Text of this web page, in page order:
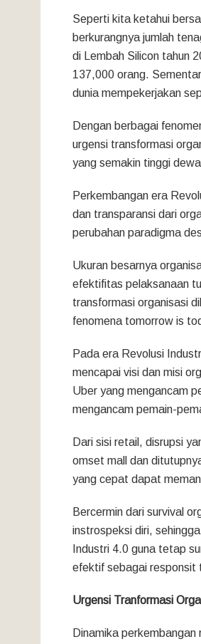
Seperti kita ketahui
berkurangnya jumlah
di Lembah Silicon tahun
137,000 orang.
dunia mempekerjakan
Dengan berbagai
urgensi transformasi
yang semakin tinggi
Perkembangan era
dan transparansi dari
perubahan paradigma
Ukuran besarnya
efektifitas pelaksanaan
transformasi organisasi
fenomena tomorrow is
Pada era Revolusi
mencapai visi dan misi
Uber yang mengancam
mengancam pemain-
Dari sisi retail, disrupsi
omset mall dan
yang cepat dapat
Bercermin dari survival
instrospeksi diri,
Industri 4.0 guna tetap
efektif sebagai responsit
Urgensi Tranformasi
Dinamika